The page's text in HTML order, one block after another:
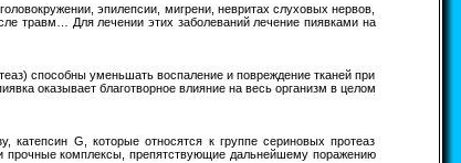
эпилепсии, мигрени, невритах слуховых нервов,
травм… Для лечении этих заболеваний лечение пиявками на
способны уменьшать воспаление и повреждение тканей при
оказывает благотворное влияние на весь организм в целом
катепсин G, которые относятся к группе сериновых протеаз
прочные комплексы, препятствующие дальнейшему поражению